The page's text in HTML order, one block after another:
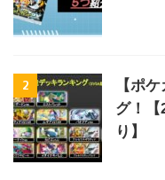
2
【ポ
グ！【
り】